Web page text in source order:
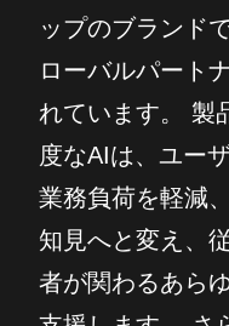
ップのブランド
ローバルパート
れています。 製
度なAIは、ユー
業務負荷を軽減
知見へと変え、
者が関わるあら